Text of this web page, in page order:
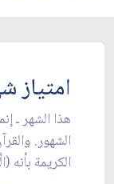
امتياز
هذا الشهر ـ
الشهور.
الكريمة بأنه